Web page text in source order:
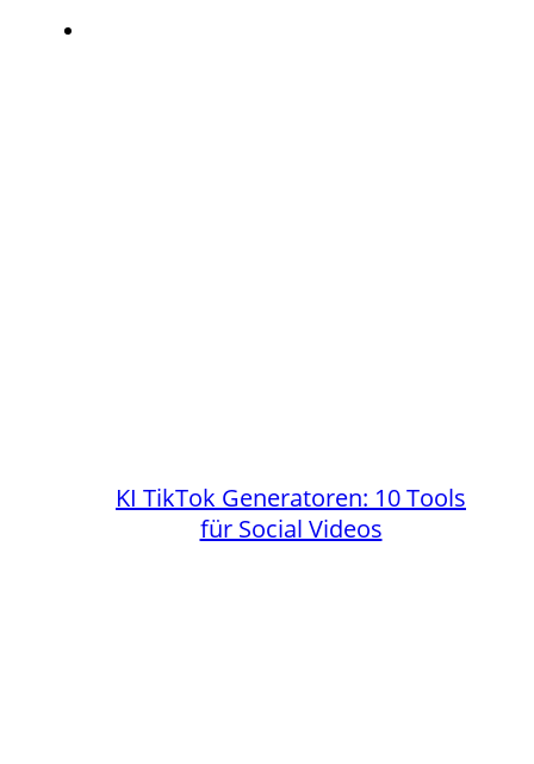
KI TikTok Generatoren: 10 Tools
für Social Videos